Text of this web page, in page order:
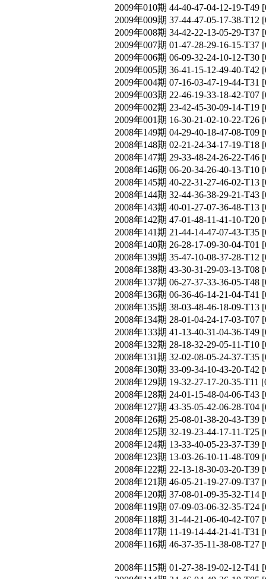
2009年010期 44-40-47-04-12-19-
2009年009期 37-44-47-05-17-38-
2009年008期 34-42-22-13-05-29-
2009年007期 01-47-28-29-16-15-
2009年006期 06-09-32-24-10-12-
2009年005期 36-41-15-12-49-40-
2009年004期 07-16-03-47-19-44-
2009年003期 22-46-19-33-18-42-
2009年002期 23-42-45-30-09-14-
2009年001期 16-30-21-02-10-22-
2008年149期 04-29-40-18-47-08-
2008年148期 02-21-24-34-17-19-
2008年147期 29-33-48-24-26-22-
2008年146期 06-20-34-26-40-13-
2008年145期 40-22-31-27-46-02-
2008年144期 32-44-36-38-29-21-
2008年143期 40-01-27-07-36-48-
2008年142期 47-01-48-11-41-10-
2008年141期 21-44-14-47-07-43-
2008年140期 26-28-17-09-30-04-
2008年139期 35-47-10-08-37-28-
2008年138期 43-30-31-29-03-13-
2008年137期 06-27-37-33-36-05-
2008年136期 06-36-46-14-21-04-
2008年135期 38-03-48-46-18-09-
2008年134期 28-01-04-24-17-03-
2008年133期 41-13-40-31-04-36-
2008年132期 28-18-32-29-05-11-
2008年131期 32-02-08-05-24-37-
2008年130期 33-09-34-10-43-20-
2008年129期 19-32-27-17-20-35-
2008年128期 24-01-15-48-04-06-
2008年127期 43-35-05-42-06-28-
2008年126期 25-08-01-38-20-43-
2008年125期 32-19-23-44-17-11-
2008年124期 13-33-40-05-23-37-
2008年123期 13-03-26-10-11-48-
2008年122期 22-13-18-30-03-20-
2008年121期 46-05-21-19-27-09-
2008年120期 37-08-01-09-35-32-
2008年119期 07-09-03-06-32-35-
2008年118期 31-44-21-06-40-42-
2008年117期 11-19-14-44-21-41-
2008年116期 46-37-35-11-38-08-
2008年115期 01-27-38-19-02-12-